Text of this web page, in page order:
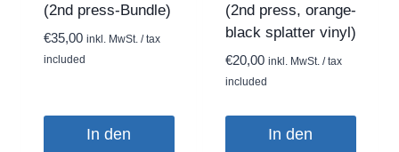
gewählt
werden
(2nd press-Bundle)
€35,00 inkl. MwSt. / tax
included
In den
(2nd press, orange-
black splatter vinyl)
€20,00 inkl. MwSt. / tax
included
In den